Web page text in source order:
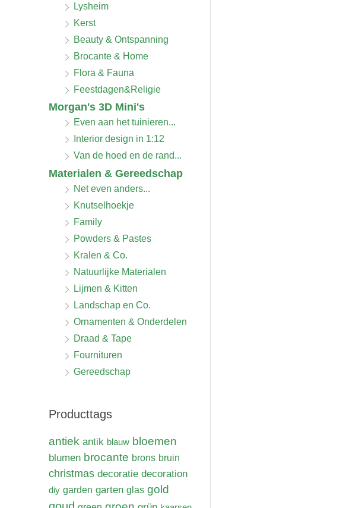
Lysheim
Kerst
Beauty & Ontspanning
Brocante & Home
Flora & Fauna
Feestdagen&Religie
Morgan's 3D Mini's
Even aan het tuinieren...
Interior design in 1:12
Van de hoed en de rand...
Materialen & Gereedschap
Net even anders...
Knutselhoekje
Family
Powders & Pastes
Kralen & Co.
Natuurlijke Materialen
Lijmen & Kitten
Landschap en Co.
Ornamenten & Onderdelen
Draad & Tape
Fournituren
Gereedschap
Producttags
antiek antik blauw bloemen
blumen brocante brons bruin
christmas decoratie decoration
diy garden garten glas gold